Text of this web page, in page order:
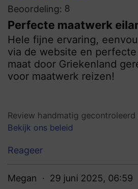
Beoordeling: 8
Perfecte maatwerk
Hele fijne ervaring,
via de website en
maat door Griekenland
voor maatwerk reizen!
Review handmatig
Bekijk ons beleid
Reageer
Megan 29 juni 2025, 06:59